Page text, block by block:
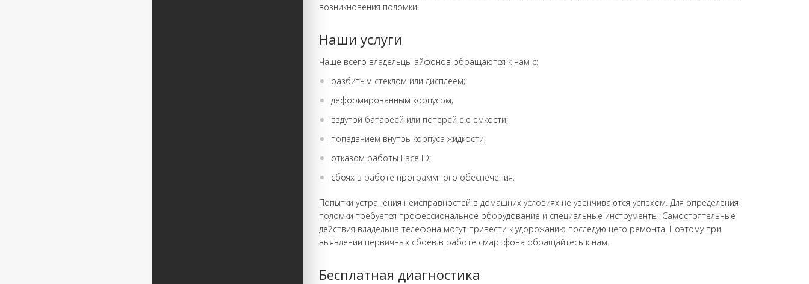
возникновения поломки.
Наши услуги
Чаще всего владельцы айфонов обращаются к нам с:
разбитым стеклом или дисплеем;
деформированным корпусом;
вздутой батареей или потерей ею емкости;
попаданием внутрь корпуса жидкости;
отказом работы Face ID;
сбоях в работе программного обеспечения.
Попытки устранения неисправностей в домашних условиях не увенчиваются успехом. Для определения
поломки требуется профессиональное оборудование и специальные инструменты. Самостоятельные
действия владельца телефона могут привести к удорожанию последующего ремонта. Поэтому при
выявлении первичных сбоев в работе смартфона обращайтесь к нам.
Бесплатная диагностика